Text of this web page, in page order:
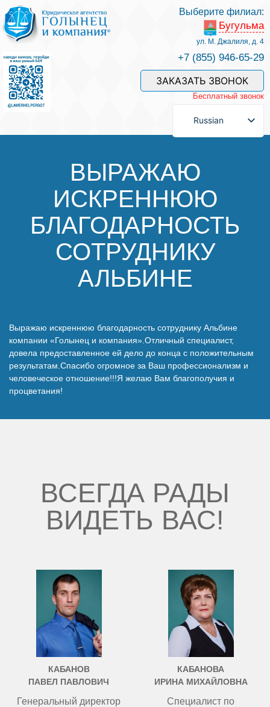
Услуги и наши специалисты
Оплата услуг
Задать вопрос
Отзывы
Полезные статьи
Наши победы
Видео о нас
Выберите филиал:
Бугульма
ул. М. Джалиля, д. 4
+7 (855) 946-65-29
ЗАКАЗАТЬ ЗВОНОК
Бесплатный звонок
Russian
ВЫРАЖАЮ
ИСКРЕННЮЮ
БЛАГОДАРНОСТЬ
СОТРУДНИКУ
АЛЬБИНЕ
Выражаю искреннюю благодарность сотруднику Альбине
компании «Голынец и компания».Отличный специалист,
довела предоставленное ей дело до конца с положительным
результатам.Спасибо огромное за Ваш профессионализм и
человеческое отношение!!!Я желаю Вам благополучия и
процветания!
ВСЕГДА РАДЫ
ВИДЕТЬ ВАС!
КАБАНОВ
ПАВЕЛ ПАВЛОВИЧ
Генеральный директор
КАБАНОВА
ИРИНА МИХАЙЛОВНА
Специалист по